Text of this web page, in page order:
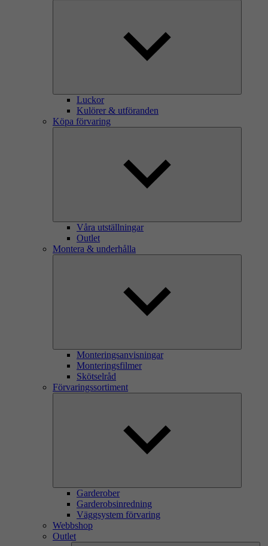
Luckor
Kulörer & utföranden
Köpa förvaring
Våra utställningar
Outlet
Montera & underhålla
Monteringsanvisningar
Monteringsfilmer
Skötselråd
Förvaringssortiment
Garderober
Garderobsinredning
Väggsystem förvaring
Webbshop
Outlet